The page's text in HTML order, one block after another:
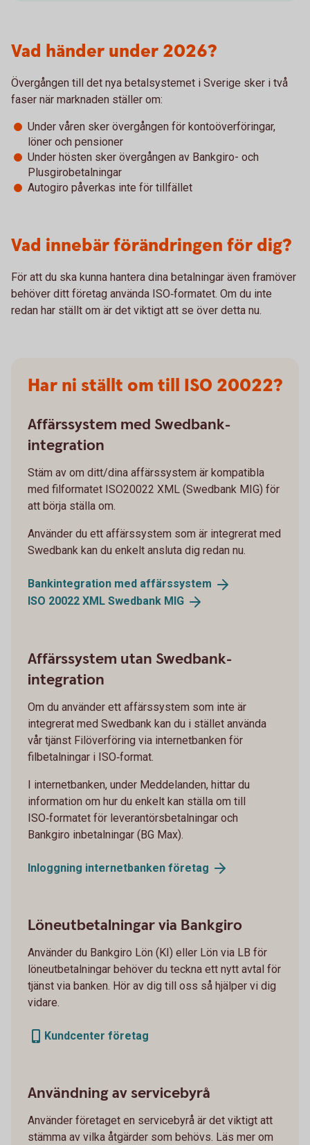
Vad händer under 2026?
Övergången till det nya betalsystemet i Sverige sker i två
faser när marknaden ställer om:
Under våren sker övergången för kontoöverföringar,
löner och pensioner
Under hösten sker övergången av Bankgiro- och
Plusgirobetalningar
Autogiro påverkas inte för tillfället
Vad innebär förändringen för dig?
För att du ska kunna hantera dina betalningar även framöver
behöver ditt företag använda ISO‑formatet. Om du inte
redan har ställt om är det viktigt att se över detta nu.
Har ni ställt om till ISO 20022?
Affärssystem med Swedbank-
integration
Stäm av om ditt/dina affärssystem är kompatibla
med filformatet ISO20022 XML (Swedbank MIG) för
att börja ställa om.
Använder du ett affärssystem som är integrerat med
Swedbank kan du enkelt ansluta dig redan nu.
Bankintegration med affärssystem
ISO 20022 XML Swedbank MIG
Affärssystem utan Swedbank-
integration
Om du använder ett affärssystem som inte är
integrerat med Swedbank kan du i stället använda
vår tjänst Filöverföring via internetbanken för
filbetalningar i ISO‑format.
I internetbanken, under Meddelanden, hittar du
information om hur du enkelt kan ställa om till
ISO‑formatet för leverantörsbetalningar och
Bankgiro inbetalningar (BG Max).
Inloggning internetbanken företag
Löneutbetalningar via Bankgiro
Använder du Bankgiro Lön (KI) eller Lön via LB för
löneutbetalningar behöver du teckna ett nytt avtal för
tjänst via banken. Hör av dig till oss så hjälper vi dig
vidare.
Kundcenter företag
Användning av servicebyrå
Använder företaget en servicebyrå är det viktigt att
stämma av vilka åtgärder som behövs. Läs mer om